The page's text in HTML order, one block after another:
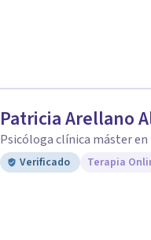
Patricia Arellano
Psicóloga clínica máster
Verificado Terapia